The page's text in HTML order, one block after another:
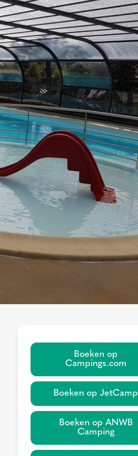
Boeken op
Campings.com
Boeken op JetCamp
Boeken op ANWB
Camping